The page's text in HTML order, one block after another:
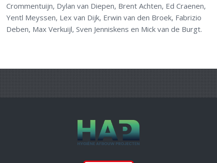
Crommentuijn, Dylan van Diepen, Brent Achten, Ed Craenen,
Yentl Meyssen, Lex van Dijk, Erwin van den Broek, Fabrizio
Deben, Max Verkuijl, Sven Jenniskens en Mick van de Burgt.